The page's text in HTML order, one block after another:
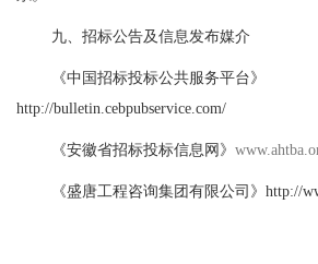
九、招标公告及信息发布媒介
《中国招标投标公共服务平台》
http://bulletin.cebpubservice.com/
《安徽省招标投标信息网》
《盛唐工程咨询集团有限公司》 http://